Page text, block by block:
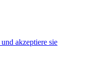
akzeptiere sie